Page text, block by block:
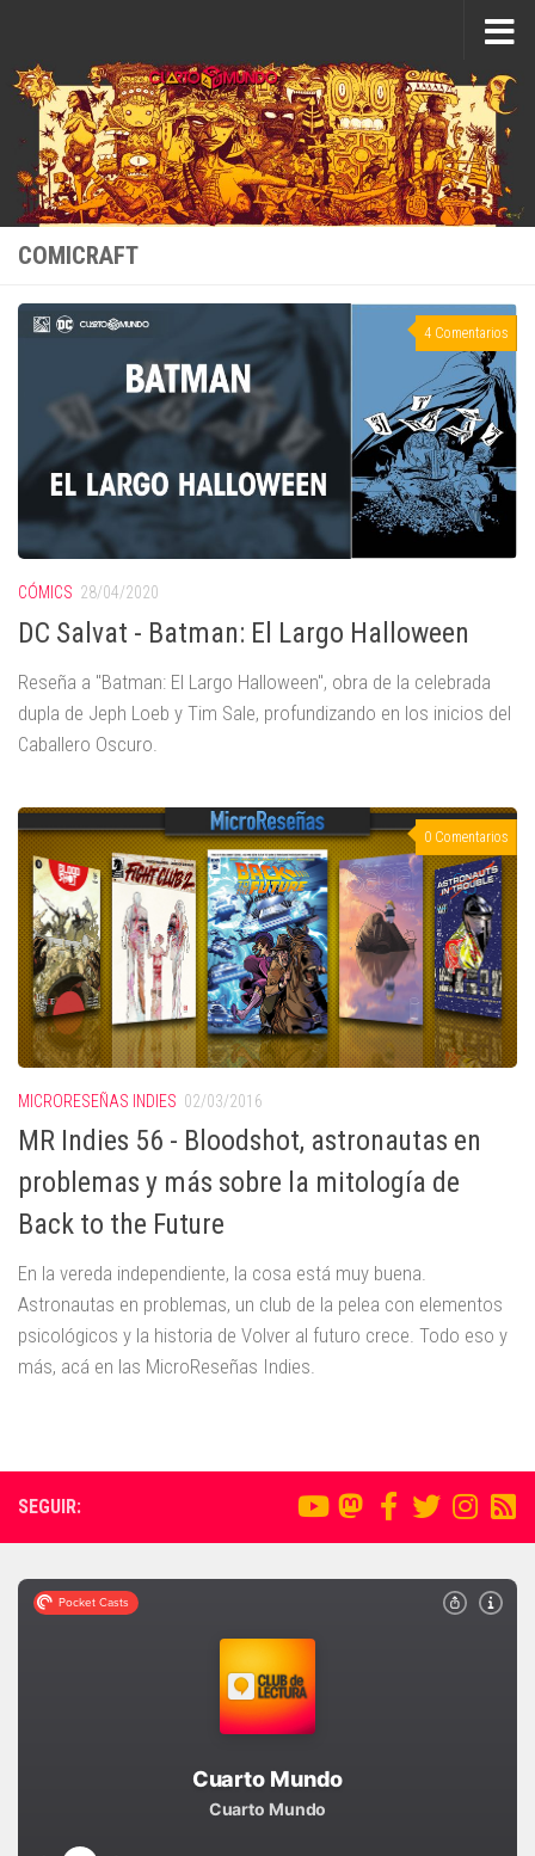
COMICRAFT
4 Comentarios
CÓMICS 28/04/2020
DC Salvat - Batman: El Largo Halloween
Reseña a "Batman: El Largo Halloween", obra de la celebrada
dupla de Jeph Loeb y Tim Sale, profundizando en los inicios del
Caballero Oscuro.
0 Comentarios
MICRORESEÑAS INDIES 02/03/2016
MR Indies 56 - Bloodshot, astronautas en
problemas y más sobre la mitología de
Back to the Future
En la vereda independiente, la cosa está muy buena.
Astronautas en problemas, un club de la pelea con elementos
psicológicos y la historia de Volver al futuro crece. Todo eso y
más, acá en las MicroReseñas Indies.
SEGUIR: